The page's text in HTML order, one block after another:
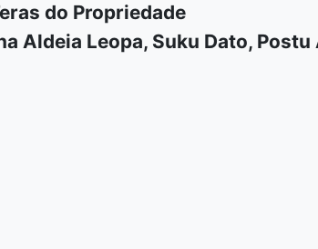
do Propriedade
Aldeia Leopa, Suku Dato,